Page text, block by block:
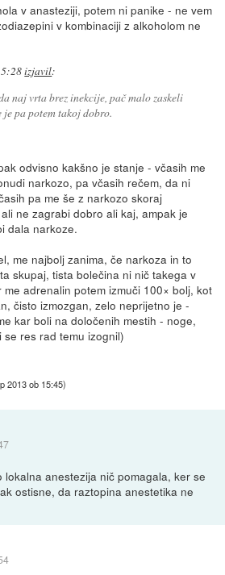
v anasteziji, potem ni panike - ne vem
v kombinaciji z alkoholom ne
izjavil:
naj vrta brez inekcije, pač malo zaskeli
pa potem takoj dobro.
odvisno kakšno je stanje - včasih me
narkozo, pa včasih rečem, da ni
pa me še z narkozo skoraj
ne zagrabi dobro ali kaj, ampak je
dala narkoze.
me najbolj zanima, če narkoza in to
skupaj, tista bolečina ni nič takega v
adrenalin potem izmuči 100× bolj, kot
čisto izmozgan, zelo neprijetno je -
kar boli na določenih mestih - noge,
res rad temu izognil)
2013 ob 15:45)
anestezija nič pomagala, ker se
ostisne, da raztopina anestetika ne